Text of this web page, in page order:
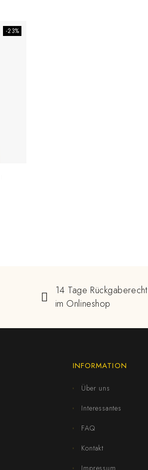
-23%
14 Tage Rückgaberecht
im Onlineshop
INFORMATION
Über uns
Interessantes
FAQ
Kontakt